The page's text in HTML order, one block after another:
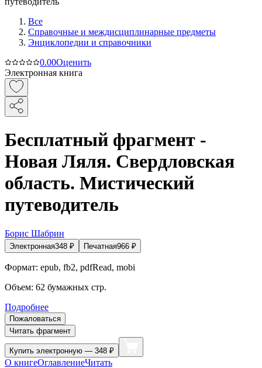
Все
Справочные и междисциплинарные предметы
Энциклопедии и справочники
0.00Оценить
Электронная книга
Бесплатный фрагмент -
Новая Ляля. Свердловская
область. Мистический
путеводитель
Борис Шабрин
Электронная348 ₽ Печатная966 ₽
Формат: epub, fb2, pdfRead, mobi
Объем: 62 бумажных стр.
Подробнее
Пожаловаться
Читать фрагмент
Купить электронную — 348 ₽
О книгеОглавлениеЧитать